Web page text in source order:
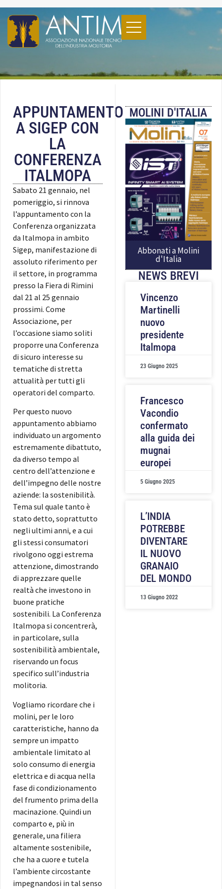
APPUNTAMENTO
A SIGEP CON
LA
CONFERENZA
ITALMOPA
Sabato 21 gennaio, nel
pomeriggio, si rinnova
l’appuntamento con la
Conferenza organizzata
da Italmopa in ambito
Sigep, manifestazione di
assoluto riferimento per
il settore, in programma
presso la Fiera di Rimini
dal 21 al 25 gennaio
prossimi. Come
Associazione, per
l’occasione siamo soliti
proporre una Conferenza
di sicuro interesse su
tematiche di stretta
attualità per tutti gli
operatori del comparto.
Per questo nuovo
appuntamento abbiamo
individuato un argomento
estremamente dibattuto,
da diverso tempo al
centro dell’attenzione e
dell’impegno delle nostre
aziende: la sostenibilità.
Tema sul quale tanto è
stato detto, soprattutto
negli ultimi anni, e a cui
gli stessi consumatori
rivolgono oggi estrema
attenzione, dimostrando
di apprezzare quelle
realtà che investono in
buone pratiche
sostenibili. La Conferenza
Italmopa si concentrerà,
in particolare, sulla
sostenibilità ambientale,
riservando un focus
specifico sull’industria
molitoria.
Vogliamo ricordare che i
molini, per le loro
caratteristiche, hanno da
sempre un impatto
ambientale limitato al
solo consumo di energia
elettrica e di acqua nella
fase di condizionamento
del frumento prima della
macinazione. Quindi un
comparto e, più in
generale, una filiera
altamente sostenibile,
che ha a cuore e tutela
l’ambiente circostante
impegnandosi in tal senso
MOLINI D'ITALIA
Abbonati a Molini
d'Italia
NEWS BREVI
Vincenzo
Martinelli
nuovo
presidente
Italmopa
23 Giugno 2025
Francesco
Vacondio
confermato
alla guida dei
mugnai
europei
5 Giugno 2025
L’INDIA
POTREBBE
DIVENTARE
IL NUOVO
GRANAIO
DEL MONDO
13 Giugno 2022